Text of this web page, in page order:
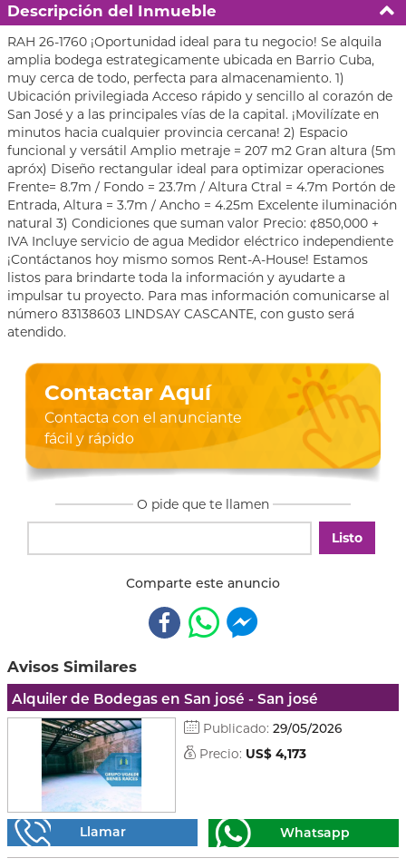
Descripción del Inmueble
RAH 26-1760 ¡Oportunidad ideal para tu negocio! Se alquila
amplia bodega estrategicamente ubicada en Barrio Cuba,
muy cerca de todo, perfecta para almacenamiento. 1)
Ubicación privilegiada Acceso rápido y sencillo al corazón de
San José y a las principales vías de la capital. ¡Movilízate en
minutos hacia cualquier provincia cercana! 2) Espacio
funcional y versátil Amplio metraje = 207 m2 Gran altura (5m
apróx) Diseño rectangular ideal para optimizar operaciones
Frente= 8.7m / Fondo = 23.7m / Altura Ctral = 4.7m Portón de
Entrada, Altura = 3.7m / Ancho = 4.25m Excelente iluminación
natural 3) Condiciones que suman valor Precio: ¢850,000 +
IVA Incluye servicio de agua Medidor eléctrico independiente
¡Contáctanos hoy mismo somos Rent-A-House! Estamos
listos para brindarte toda la información y ayudarte a
impulsar tu proyecto. Para mas información comunicarse al
número 83138603 LINDSAY CASCANTE, con gusto será
atendido.
Contactar Aquí
Contacta con el anunciante
fácil y rápido
O pide que te llamen
Listo
Comparte este anuncio
Avisos Similares
Alquiler de Bodegas en San josé - San josé
Publicado: 29/05/2026
Precio: US$ 4,173
Llamar Whatsapp